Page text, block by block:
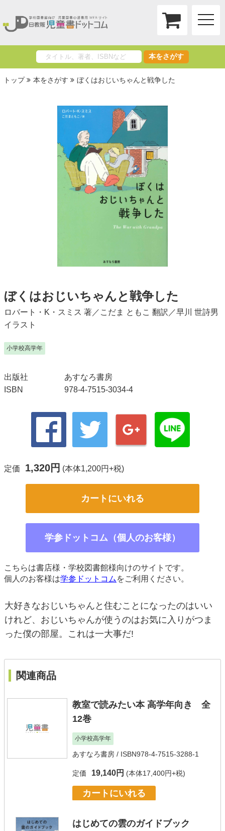
toggle
本をさがす
トップ 本をさがす ぼくはおじいちゃんと戦争した
ぼくはおじいちゃんと戦争した
ロバート・K・スミス 著／ こだま ともこ 翻訳／早川 世詩男
イラスト
小学校高学年
出版社
あすなろ書房
ISBN
978-4-7515-3034-4
定価 1,320円 (本体1,200円+税)
カートにいれる
学参ドットコム（個人のお客様）
こちらは書店様・学校図書館様向けのサイトです。
個人のお客様は学参ドットコム をご利用ください。
大好きなおじいちゃんと住むことになったのはいい
けれど、おじいちゃんが使うのはお気に入りがつま
った僕の部屋。これは一大事だ!
関連商品
教室で読みたい本 高学年向き 全
12巻
小学校高学年
あすなろ書房 / ISBN978-4-7515-3288-1
定価 19,140円 (本体17,400円+税)
カートにいれる
はじめての雲のガイドブック